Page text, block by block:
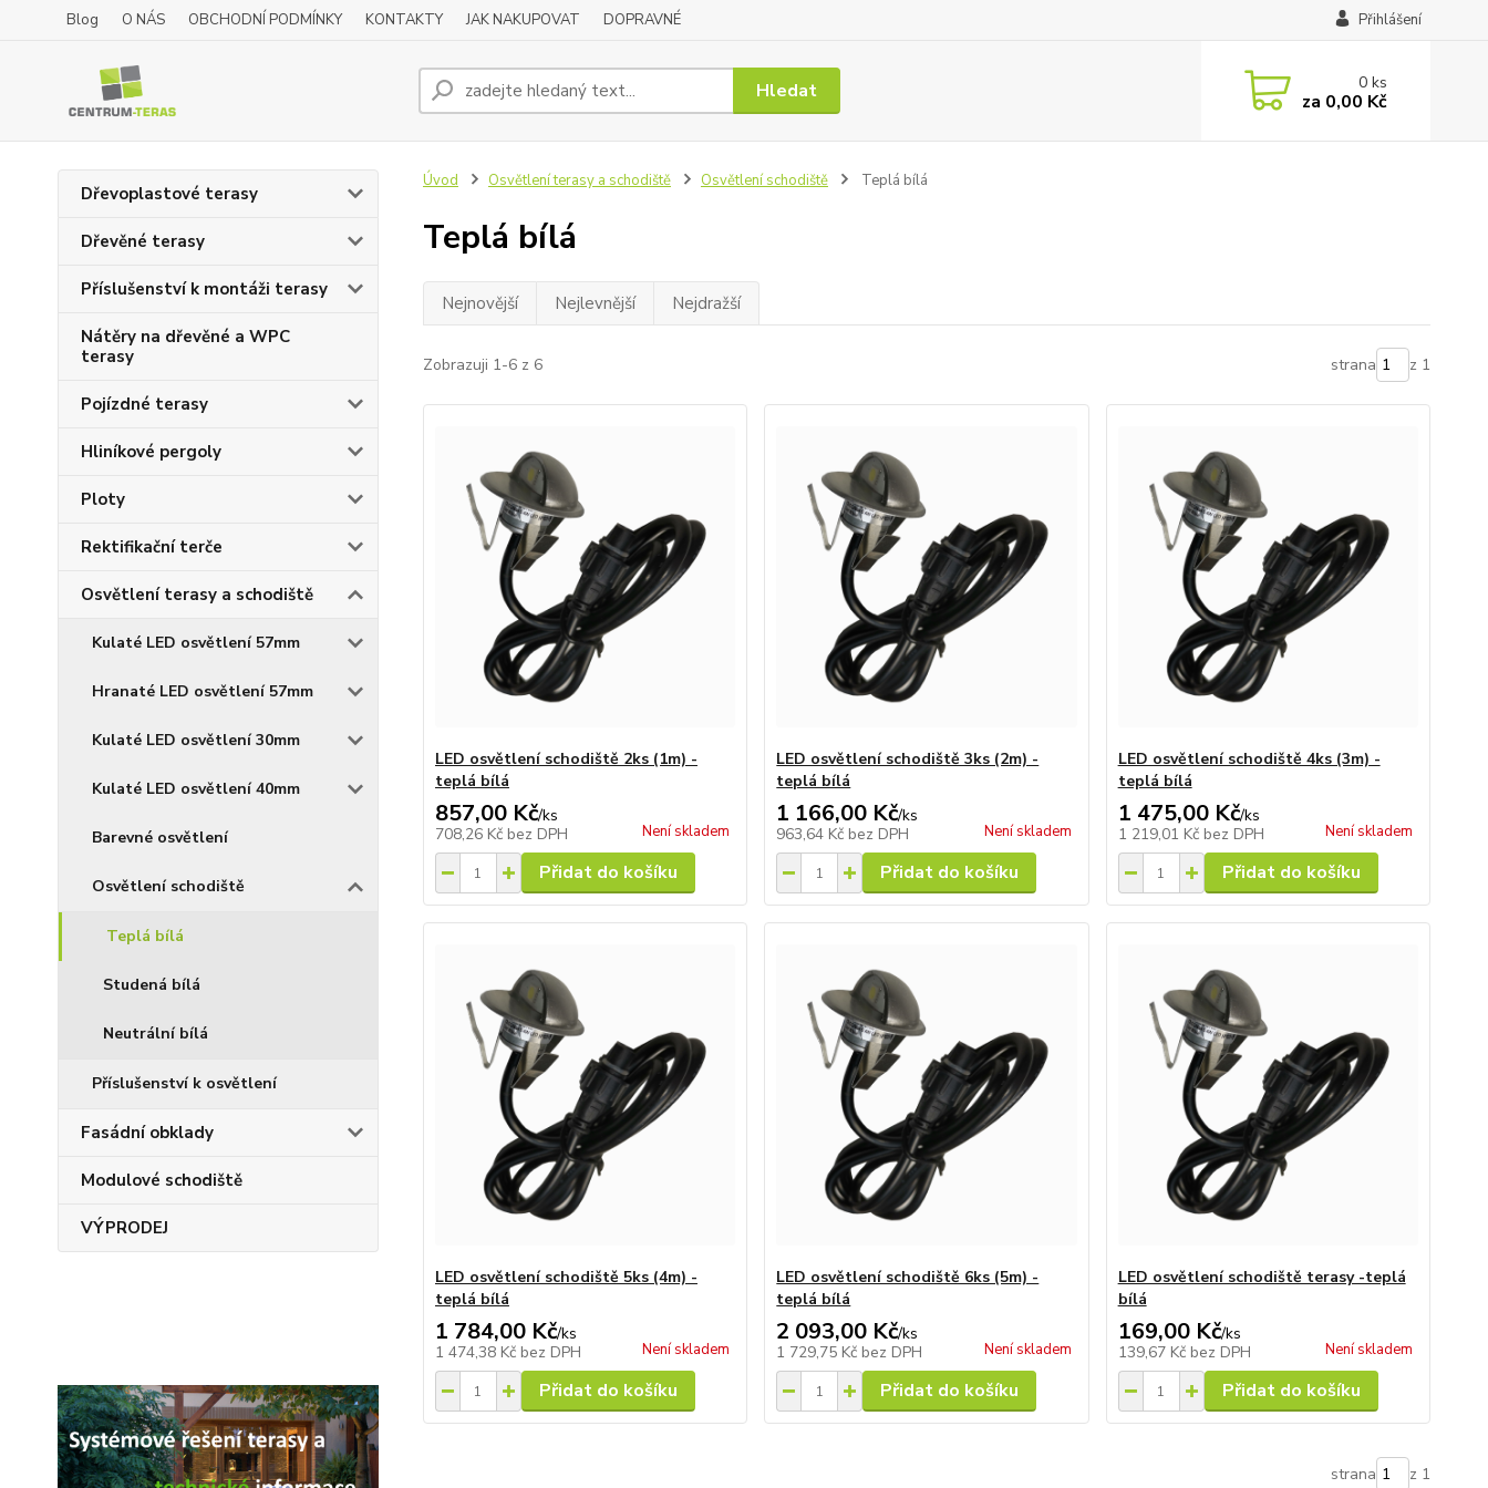
Blog O NÁS OBCHODNÍ PODMÍNKY KONTAKTY JAK NAKUPOVAT DOPRAVNÉ Přihlášení
Hledat 0ks
za 0,00 Kč
Dřevoplastové terasy
Dřevěné terasy
Příslušenství k montáži terasy
Nátěry na dřevěné a WPC
terasy
Pojízdné terasy
Hliníkové pergoly
Ploty
Rektifikační terče
Osvětlení terasy a schodiště
Kulaté LED osvětlení 57mm
Hranaté LED osvětlení 57mm
Kulaté LED osvětlení 30mm
Kulaté LED osvětlení 40mm
Barevné osvětlení
Osvětlení schodiště
Teplá bílá
Studená bílá
Neutrální bílá
Příslušenství k osvětlení
Fasádní obklady
Modulové schodiště
VÝPRODEJ
Úvod Osvětlení terasy a schodiště Osvětlení schodiště Teplá bílá
Teplá bílá
Nejnovější Nejlevnější Nejdražší
Zobrazuji 1-6 z 6 strana z 1
LED osvětlení schodiště 2ks (1m) -
teplá bílá
857,00 Kč/ks
708,26 Kč bez DPH Není skladem
Přidat do košíku
LED osvětlení schodiště 3ks (2m) -
teplá bílá
1 166,00 Kč/ks
963,64 Kč bez DPH Není skladem
Přidat do košíku
LED osvětlení schodiště 4ks (3m) -
teplá bílá
1 475,00 Kč/ks
1 219,01 Kč bez DPH Není skladem
Přidat do košíku
LED osvětlení schodiště 5ks (4m) -
teplá bílá
1 784,00 Kč/ks
1 474,38 Kč bez DPH Není skladem
Přidat do košíku
LED osvětlení schodiště 6ks (5m) -
teplá bílá
2 093,00 Kč/ks
1 729,75 Kč bez DPH Není skladem
Přidat do košíku
LED osvětlení schodiště terasy -teplá
bílá
169,00 Kč/ks
139,67 Kč bez DPH Není skladem
Přidat do košíku
strana z 1